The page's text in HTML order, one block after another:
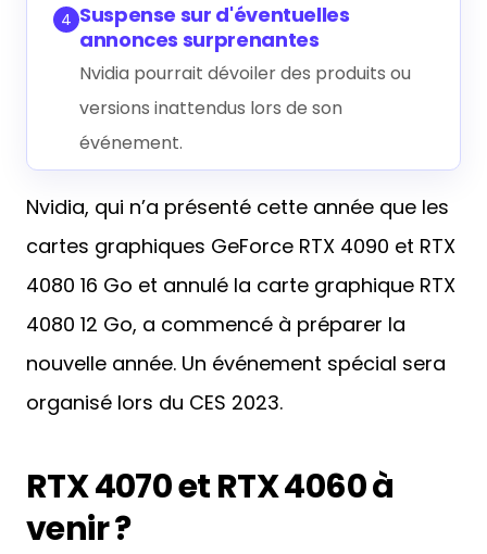
4 Suspense sur d'éventuelles
annonces surprenantes
Nvidia pourrait dévoiler des produits ou
versions inattendus lors de son
événement.
Nvidia, qui n’a présenté cette année que les
cartes graphiques GeForce RTX 4090 et RTX
4080 16 Go et annulé la carte graphique RTX
4080 12 Go, a commencé à préparer la
nouvelle année. Un événement spécial sera
organisé lors du CES 2023.
RTX 4070 et RTX 4060 à
venir ?